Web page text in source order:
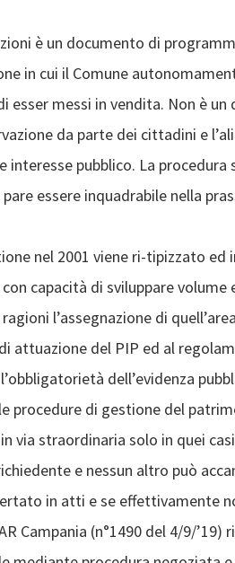
è un documento di
in cui il Comune
esser messi in vendita. Non è
da parte dei cittadini e
interesse pubblico. La
pare essere inquadrabile nella
nel 2001 viene ri-tipizzato
capacità di sviluppare
l’assegnazione di
attuazione del PIP ed al
dell’evidenza
procedure di gestione del
via straordinaria solo in quei
e nessun altro può
in atti e se effettivamente
Campania (n°1490 del 4/9/